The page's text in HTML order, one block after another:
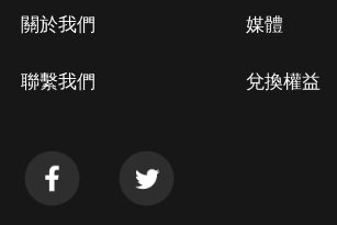
關於我們
聯繫我們
媒體
兌換權益